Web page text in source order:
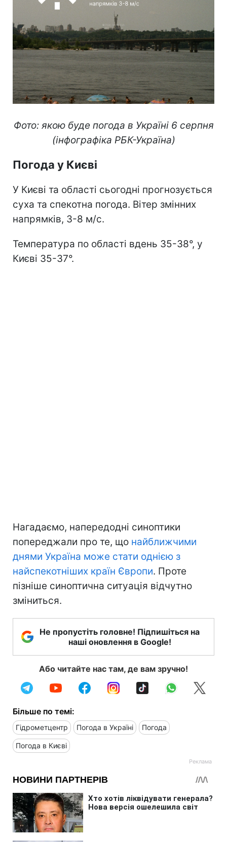
Фото: якою буде погода в Україні 6 серпня
(інфографіка РБК-Україна)
Погода у Києві
У Києві та області сьогодні прогнозується
суха та спекотна погода. Вітер змінних
напрямків, 3-8 м/с.
Температура по області вдень 35-38°, у
Києві 35-37°.
Нагадаємо, напередодні синоптики
попереджали про те, що найближчими
днями Україна може стати однією з
найспекотніших країн Європи. Проте
пізніше синоптична ситуація відчутно
зміниться.
Не пропустіть головне! Підпишіться на
наші оновлення в Google!
Або читайте нас там, де вам зручно!
Більше по темі:
Гідрометцентр Погода в Україні Погода
Погода в Києві